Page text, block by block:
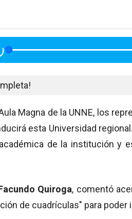
Magna de la UNNE, los
esta Universidad
de la institución y
Quiroga, comentó
de cuadrículas" para poder